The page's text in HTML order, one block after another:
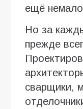
ещё немало
Но за
прежде
сварщики,